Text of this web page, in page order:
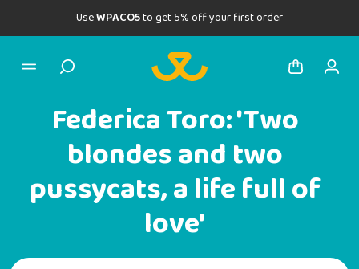
UseWPACO5to get 5% off your first order
Federica Toro: 'Two
blondes and two
pussycats, a life full of
love'